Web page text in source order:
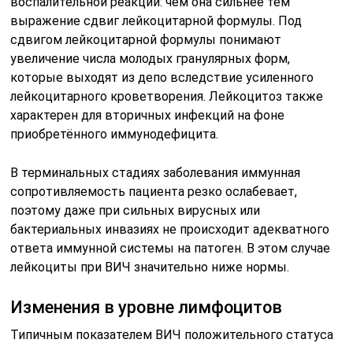
выражение сдвиг лейкоцитарной формулы. Под
сдвигом лейкоцитарной формулы понимают
увеличение числа молодых гранулярных форм,
которые выходят из депо вследствие усиленного
лейкоцитарного кроветворения. Лейкоцитоз также
характерен для вторичных инфекций на фоне
приобретённого иммунодефицита.
В терминальных стадиях заболевания иммунная
сопротивляемость пациента резко ослабевает,
поэтому даже при сильных вирусных или
бактериальных инвазиях не происходит адекватного
ответа иммунной системы на патоген. В этом случае
лейкоциты при ВИЧ значительно ниже нормы.
Изменения в уровне лимфоцитов
Типичным показателем ВИЧ положительного статуса